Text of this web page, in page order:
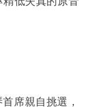
席親自挑選，